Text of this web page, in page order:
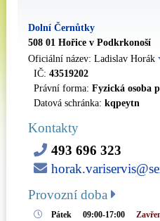
Dolní Černůtky
508 01 Hořice v Podkrkonoší
Oficiální název: Ladislav Horák
IČ: 43519202
Právní forma: Fyzická osoba
Datová schránka: kqpeytn
Kontakty
493 696 323
Provozní doba
Pátek 09:00-17:00